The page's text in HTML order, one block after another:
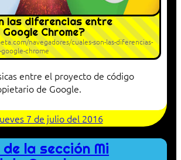
las diferencias entre
Google Chrome?
navegadores/cuales-son-las-diferencias-
chrome
entre el proyecto de código
de Google.
7 de julio del 2016
de la sección Mi